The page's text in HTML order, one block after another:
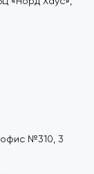
офис №310, 3